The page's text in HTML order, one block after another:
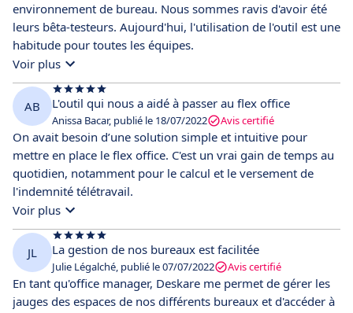
environnement de bureau. Nous sommes ravis d'avoir été
leurs bêta-testeurs. Aujourd'hui, l'utilisation de l'outil est une
habitude pour toutes les équipes.
Voir plus
AB L'outil qui nous a aidé à passer au flex office
Anissa Bacar, publié le 18/07/2022 Avis certifié
On avait besoin d’une solution simple et intuitive pour
mettre en place le flex office. C'est un vrai gain de temps au
quotidien, notamment pour le calcul et le versement de
l'indemnité télétravail.
Voir plus
JL La gestion de nos bureaux est facilitée
Julie Légalché, publié le 07/07/2022 Avis certifié
En tant qu'office manager, Deskare me permet de gérer les
jauges des espaces de nos différents bureaux et d'accéder à